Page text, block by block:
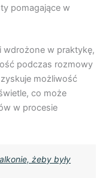
pomagające w
wdrożone w praktykę,
podczas rozmowy
możliwość
co może
w procesie
żeby były